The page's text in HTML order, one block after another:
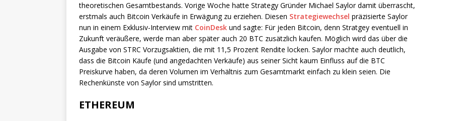
theoretischen Gesamtbestands. Vorige Woche hatte Strategy Gründer Michael Saylor damit überrascht,
erstmals auch Bitcoin Verkäufe in Erwägung zu erziehen. Diesen Strategiewechsel präzisierte Saylor
nun in einem Exklusiv-Interview mit CoinDesk und sagte: Für jeden Bitcoin, denn Stratgey eventuell in
Zukunft veräußere, werde man aber später auch 20 BTC zusätzlich kaufen. Möglich wird das über die
Ausgabe von STRC Vorzugsaktien, die mit 11,5 Prozent Rendite locken. Saylor machte auch deutlich,
dass die Bitcoin Käufe (und angedachten Verkäufe) aus seiner Sicht kaum Einfluss auf die BTC
Preiskurve haben, da deren Volumen im Verhältnis zum Gesamtmarkt einfach zu klein seien. Die
Rechenkünste von Saylor sind umstritten.
ETHEREUM